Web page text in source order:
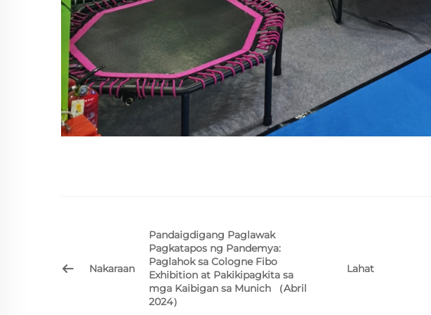
Nakaraan
Pandaigdigang Paglawak
Pagkatapos ng Pandemya:
Paglahok sa Cologne Fibo
Exhibition at Pakikipagkita sa
mga Kaibigan sa Munich （Abril
2024）
Lahat